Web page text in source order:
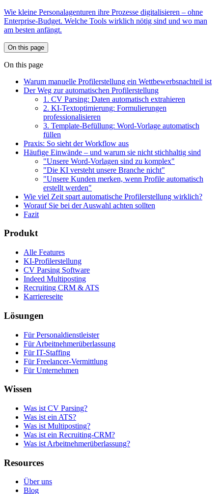
Wie kleine Personalagenturen ihre Prozesse digitalisieren – ohne
Enterprise-Budget. Welche Tools wirklich nötig sind und wo man
am besten anfängt.
On this page
On this page
Warum manuelle Profilerstellung ein Wettbewerbsnachteil ist
Der Weg zur automatischen Profilerstellung
1. CV Parsing: Daten automatisch extrahieren
2. KI-Textoptimierung: Formulierungen
professionalisieren
3. Template-Befüllung: Word-Vorlage automatisch
füllen
Praxis: So sieht der Workflow aus
Häufige Einwände – und warum sie nicht stichhaltig sind
"Unsere Word-Vorlagen sind zu komplex"
"Die KI versteht unsere Branche nicht"
"Unsere Kunden merken, wenn Profile automatisch
erstellt werden"
Wie viel Zeit spart automatische Profilerstellung wirklich?
Worauf Sie bei der Auswahl achten sollten
Fazit
Produkt
Alle Features
KI-Profilerstellung
CV Parsing Software
Indeed Multiposting
Recruiting CRM & ATS
Karriereseite
Lösungen
Für Personaldienstleister
Für Arbeitnehmerüberlassung
Für IT-Staffing
Für Freelancer-Vermittlung
Für Unternehmen
Wissen
Was ist CV Parsing?
Was ist ein ATS?
Was ist Multiposting?
Was ist ein Recruiting-CRM?
Was ist Arbeitnehmerüberlassung?
Resources
Über uns
Blog